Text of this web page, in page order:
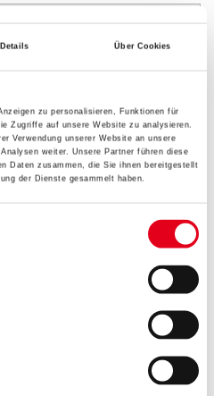
Details Über Cookies
zu personalisieren, Funktionen für
Zugriffe auf unsere Website zu analysieren.
Verwendung unserer Website an unsere
weiter. Unsere Partner führen diese
Daten zusammen, die Sie ihnen bereitgestellt
der Dienste gesammelt haben.
erdberührter Bauwerke gemäß